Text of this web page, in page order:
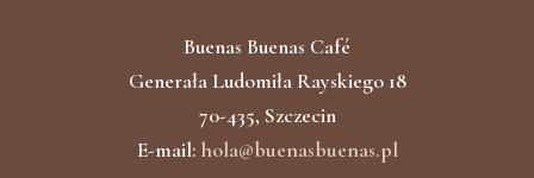
Buenas Buenas Café
Generała Ludomiła Rayskiego 18
70-435, Szczecin
E-mail: hola@buenasbuenas.pl